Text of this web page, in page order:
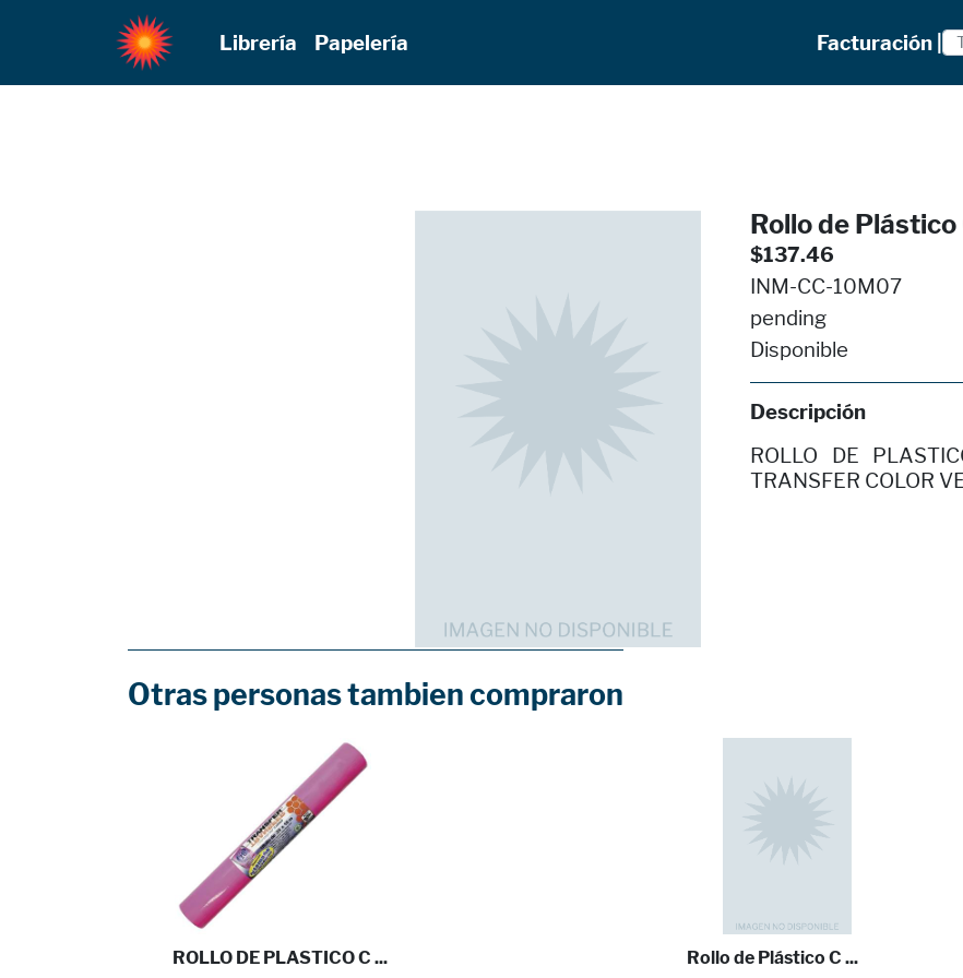
Librería Papelería Facturación |
Rollo de
$137.46
INM-CC-10M07
pending
Disponible
Descripción
ROLLO DE
TRANSFER COLOR
Otras personas tambien compraron
ROLLO DE PLASTICO C ... Rollo de Plástico C ...